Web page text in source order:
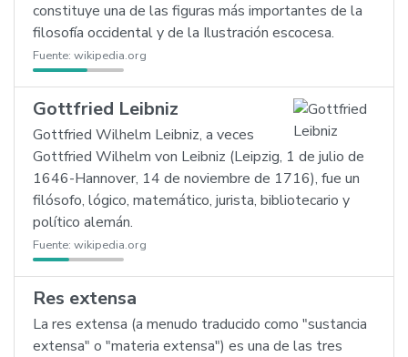
constituye una de las figuras más importantes de la
filosofía occidental y de la Ilustración escocesa.
Fuente: wikipedia.org
Gottfried Leibniz
Gottfried Wilhelm Leibniz, a veces
Gottfried Wilhelm von Leibniz (Leipzig, 1 de julio de
1646-Hannover, 14 de noviembre de 1716), fue un
filósofo, lógico, matemático, jurista, bibliotecario y
político alemán.
Fuente: wikipedia.org
Res extensa
La res extensa (a menudo traducido como "sustancia
extensa" o "materia extensa") es una de las tres